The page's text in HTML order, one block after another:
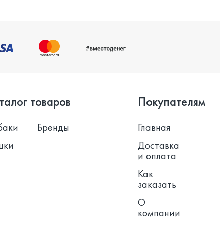
товаров
Бренды
Покупателям
Главная
Доставка
и оплата
Как
заказать
О
компании